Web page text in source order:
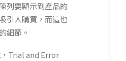
列要顯示到產品的
引人購買，而這也
細節。
Trial and Error